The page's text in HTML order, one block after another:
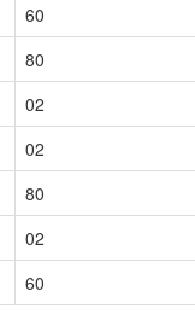
60
80
02
02
80
02
60